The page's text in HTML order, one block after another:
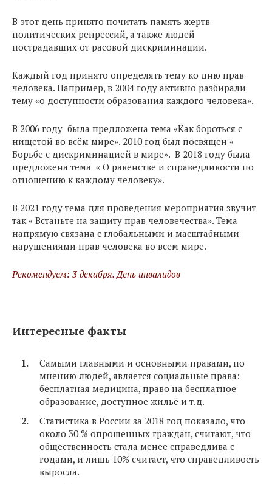
В этот день принято почитать память жертв
политических репрессий, а также людей
пострадавших от расовой дискриминации.
Каждый год принято определять тему ко дню прав
человека. Например, в 2004 году активно разбирали
тему «о доступности образования каждого человека».
В 2006 году была предложена тема «Как бороться с
нищетой во всём мире». 2010 год был посвящен «
Борьбе с дискриминацией в мире». В 2018 году была
предложена тема « О равенстве и справедливости по
отношению к каждому человеку».
В 2021 году тема для проведения мероприятия звучит
так « Встаньте на защиту прав человечества». Тема
напрямую связана с глобальными и масштабными
нарушениями прав человека во всем мире.
Рекомендуем: 3 декабря. День инвалидов
Интересные факты
Самыми главными и основными правами, по
мнению людей, является социальные права:
бесплатная медицина, право на бесплатное
образование, доступное жильё и т.д.
Статистика в России за 2018 год показало, что
около 30 % опрошенных граждан, считают, что
общественность стала менее справедлива с
годами, и лишь 10% считает, что справедливость
выросла.